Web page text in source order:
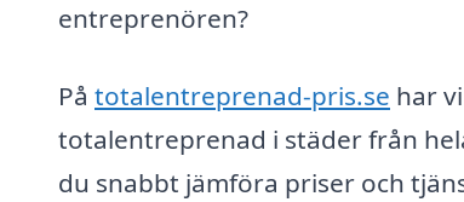
entreprenören?
På totalentreprenad-pris.se har
totalentreprenad i städer från
du snabbt jämföra priser och